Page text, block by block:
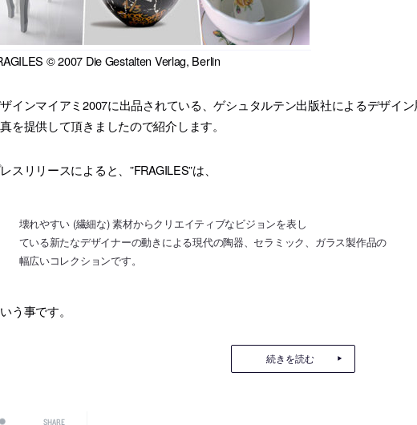
© 2007 Die Gestalten Verlag, Berlin
インマイアミ2007に出品されている、ゲシュタルテン出版社によるデザイン
を提供して頂きましたので紹介します。
スリリースによると、”FRAGILES”は、
壊れやすい (繊細な) 素材からクリエイティブなビジョンを表し
ている新たなデザイナーの動きによる現代の陶器、セラミック、ガラス製作品の
幅広いコレクションです。
う事です。
続きを読む
SHARE